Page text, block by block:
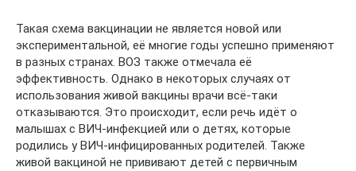
Такая схема вакцинации не является новой или
экспериментальной, её многие годы успешно применяют
в разных странах. ВОЗ также отмечала её
эффективность. Однако в некоторых случаях от
использования живой вакцины врачи всё-таки
отказываются. Это происходит, если речь идёт о
малышах с ВИЧ-инфекцией или о детях, которые
родились у ВИЧ-инфицированных родителей. Также
живой вакциной не прививают детей с первичным